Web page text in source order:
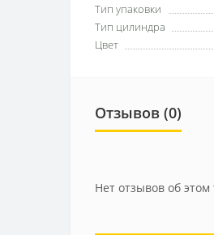
Тип упаковки
Тип цилиндра
Цвет
Отзывов (0)
Нет отзывов об этом